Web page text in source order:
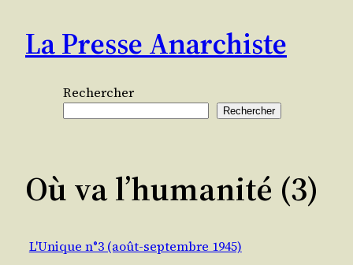
contenu
La Presse Anarchiste
Rechercher
Rechercher
Où va l’humanité (3)
L'Unique n°3 (août-septembre 1945)